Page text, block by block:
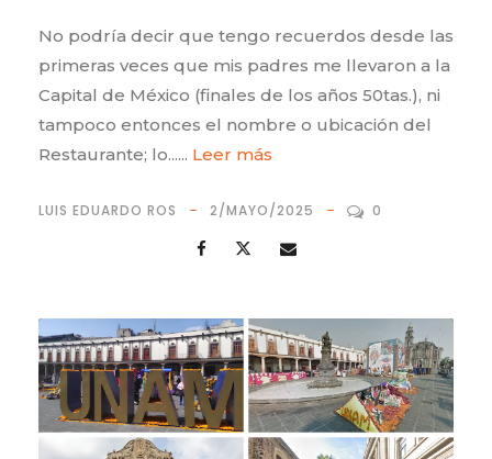
No podría decir que tengo recuerdos desde las
primeras veces que mis padres me llevaron a la
Capital de México (finales de los años 50tas.), ni
tampoco entonces el nombre o ubicación del
Restaurante; lo...... Leer más
LUIS EDUARDO ROS 2/MAYO/2025 0